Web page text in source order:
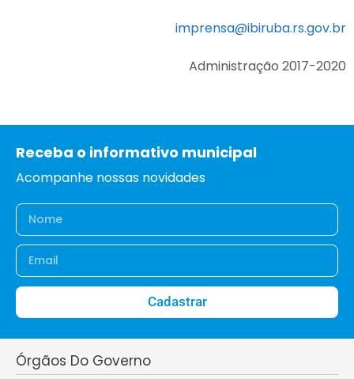
imprensa@ibiruba.rs.gov.br
Administração 2017-2020
Receba o informativo municipal
Acompanhe nossas novidades
Cadastrar
Órgãos Do Governo